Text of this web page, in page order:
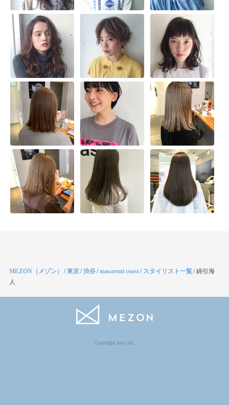
MEZON（メゾン） /東京/渋谷/macaroni coast/ スタイリスト一覧/綿引海
人
Copyright Jocy inc.